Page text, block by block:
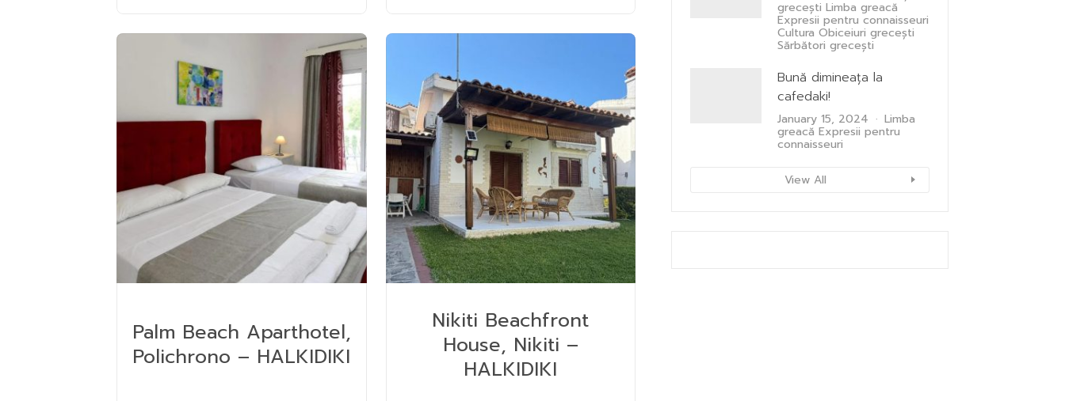
Palm Beach Aparthotel,
Polichrono – HALKIDIKI
Nikiti Beachfront
House, Nikiti –
HALKIDIKI
grecești Limba greacă
Expresii pentru connaisseuri
Cultura Obiceiuri grecești
Sărbători grecești
Bună dimineața la
cafedaki!
January 15, 2024 Limba
greacă Expresii pentru
connaisseuri
View All